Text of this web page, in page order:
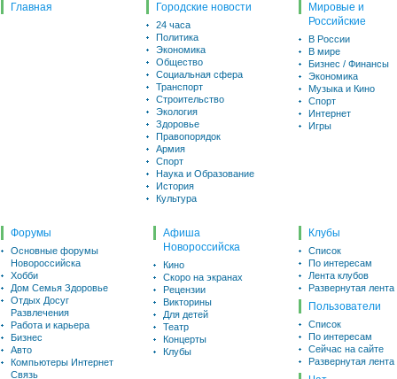
Главная Городские новости
24 часа
Политика
Экономика
Общество
Социальная сфера
Транспорт
Строительство
Экология
Здоровье
Правопорядок
Армия
Спорт
Наука и Образование
История
Культура
Мировые и
Российские
В России
В мире
Бизнес / Финансы
Экономика
Музыка и Кино
Спорт
Интернет
Игры
Форумы
Основные форумы
Новороссийска
Хобби
Дом Семья Здоровье
Отдых Досуг
Развлечения
Работа и карьера
Бизнес
Авто
Компьютеры Интернет
Связь
Афиша
Новороссийска
Кино
Скоро на экранах
Рецензии
Викторины
Для детей
Театр
Концерты
Клубы
Клубы
Список
По интересам
Лента клубов
Развернутая лента
Пользователи
Список
По интересам
Сейчас на сайте
Развернутая лента